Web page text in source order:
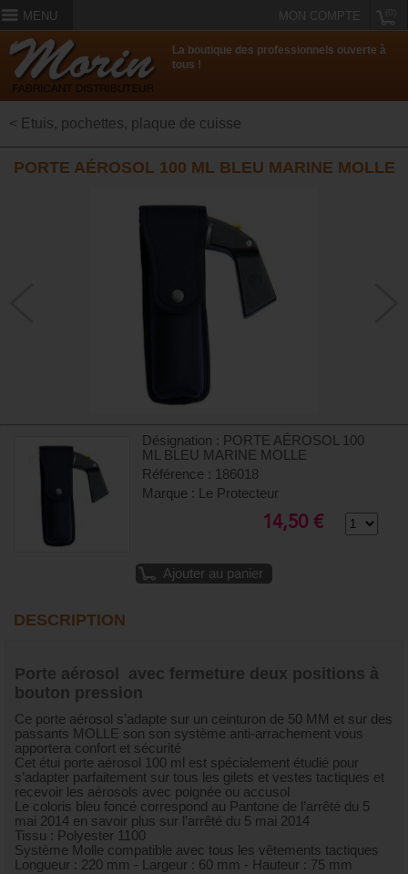
MENU MON COMPTE
La boutique des professionnels ouverte à
tous !
< Etuis, pochettes, plaque de cuisse
PORTE AÉROSOL 100 ML BLEU MARINE MOLLE
Désignation : PORTE AÉROSOL 100
ML BLEU MARINE MOLLE
Référence : 186018
Marque : Le Protecteur
14,50 €
Ajouter au panier
DESCRIPTION
Porte aérosol avec fermeture deux positions à
bouton pression
Ce porte aérosol s’adapte sur un ceinturon de 50 MM et sur des
passants MOLLE son son système anti-arrachement vous
apportera confort et sécurité
Cet étui porte aérosol 100 ml est spécialement étudié pour
s’adapter parfaitement sur tous les gilets et vestes tactiques et
recevoir les aérosols avec poignée ou accusol
Le coloris bleu foncé correspond au Pantone de l’arrêté du 5
mai 2014 en savoir plus sur l’arrêté du 5 mai 2014
Tissu : Polyester 1100
Système Molle compatible avec tous les vêtements tactiques
Longueur : 220 mm - Largeur : 60 mm - Hauteur : 75 mm